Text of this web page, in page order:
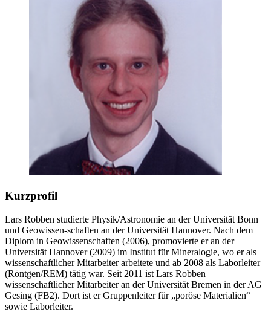
Kurzprofil
Lars Robben studierte Physik/Astronomie an der Universität Bonn
und Geowissen-schaften an der Universität Hannover. Nach dem
Diplom in Geowissenschaften (2006), promovierte er an der
Universität Hannover (2009) im Institut für Mineralogie, wo er als
wissenschaftlicher Mitarbeiter arbeitete und ab 2008 als Laborleiter
(Röntgen/REM) tätig war. Seit 2011 ist Lars Robben
wissenschaftlicher Mitarbeiter an der Universität Bremen in der AG
Gesing (FB2). Dort ist er Gruppenleiter für „poröse Materialien“
sowie Laborleiter.